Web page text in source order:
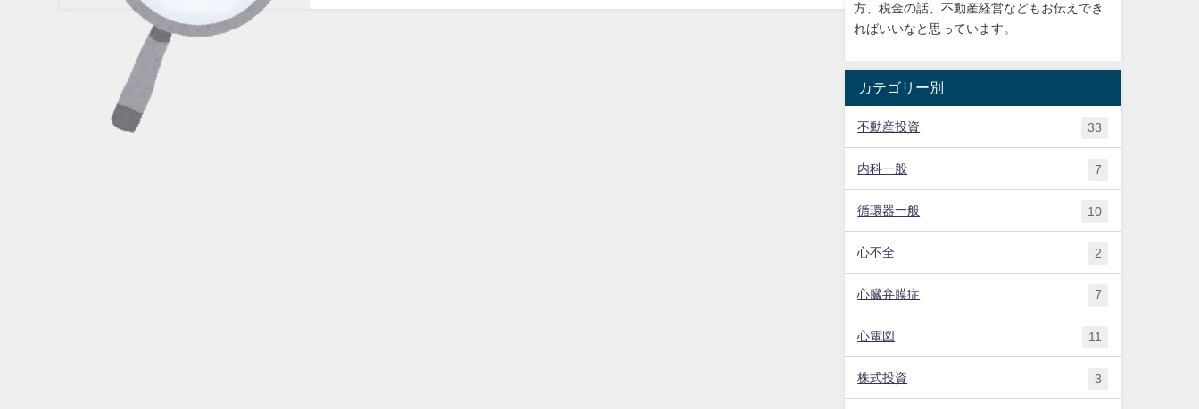
方、税金の話、不動産経営などもお伝えでき
ればいいなと思っています。
カテゴリー別
不動産投資 33
内科一般 7
循環器一般 10
心不全 2
心臓弁膜症 7
心電図 11
株式投資 3